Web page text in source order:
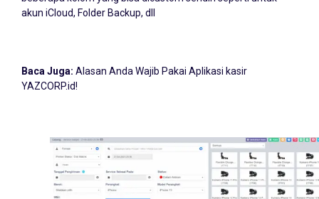
akun iCloud, Folder Backup, dll
YAZCORP.id!